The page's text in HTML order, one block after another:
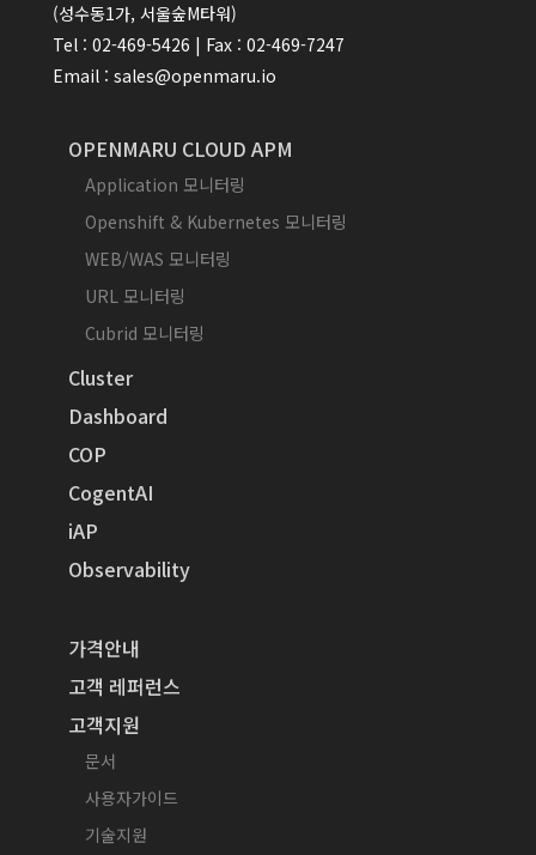
(성수동1가, 서울숲M타워)
Tel : 02-469-5426 | Fax : 02-469-7247
Email : sales@openmaru.io
OPENMARU CLOUD APM
Application 모니터링
Openshift & Kubernetes 모니터링
WEB/WAS 모니터링
URL 모니터링
Cubrid 모니터링
Cluster
Dashboard
COP
CogentAI
iAP
Observability
가격안내
고객 레퍼런스
고객지원
문서
사용자가이드
기술지원